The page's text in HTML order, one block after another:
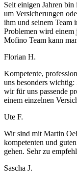
Seit einigen Jahren
um Versicherungen
ihm und seinem Team
Problemen wird einem
Mofino Team kann
Florian H.
Kompetente,
uns besonders
wir für uns passende
einem einzelnen
Ute F.
Wir sind mit Martin
kompetenten und
gehen. Sehr zu
Sascha J.